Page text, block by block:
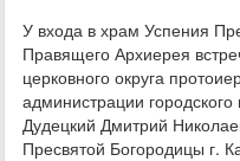
У входа в храм Успения
Правящего Архиерея
церковного округа
администрации
Дудецкий Дмитрий
Пресвятой Богородицы г.